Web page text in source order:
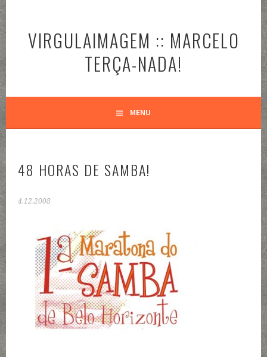
o
conteúdoVIRGULAIMAGEM :: MARCELO
TERÇA-NADA!
MENU
48 HORAS DE SAMBA!
4.12.2008